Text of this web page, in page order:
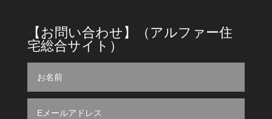
【お問い合わせ】（アルファー住
宅総合サイト）